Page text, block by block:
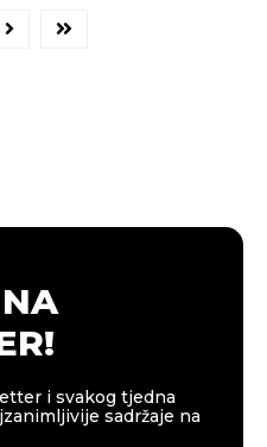
i svakog tjedna
sadržaje na